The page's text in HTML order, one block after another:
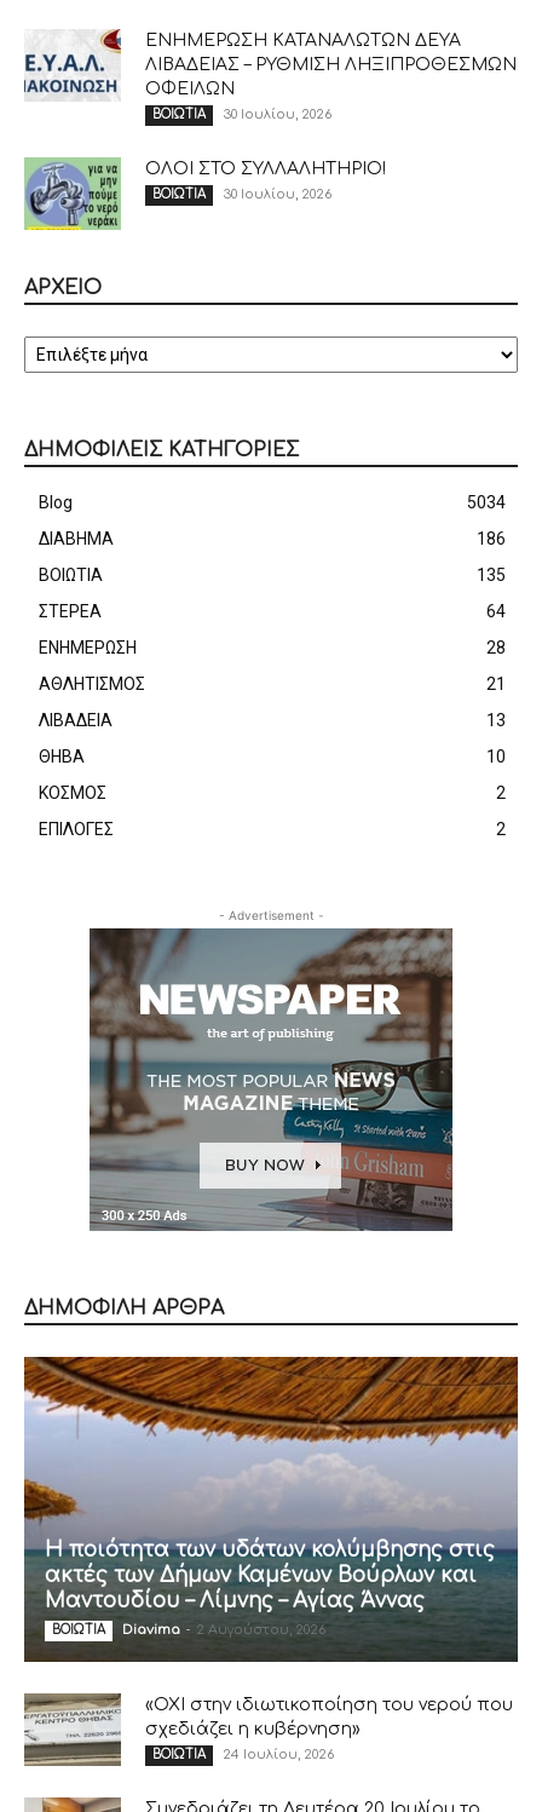
ΕΝΗΜΕΡΩΣΗ ΚΑΤΑΝΑΛΩΤΩΝ ΔΕΥΑ
ΛΙΒΑΔΕΙΑΣ – ΡΥΘΜΙΣΗ ΛΗΞΙΠΡΟΘΕΣΜΩΝ
ΟΦΕΙΛΩΝ
ΒΟΙΩΤΙΑ 30 Ιουλίου, 2026
ΟΛΟΙ ΣΤΟ ΣΥΛΛΑΛΗΤΗΡΙΟ!
ΒΟΙΩΤΙΑ 30 Ιουλίου, 2026
ΑΡΧΕΙΟ
ΔΗΜΟΦΙΛΕΙΣ ΚΑΤΗΓΟΡΙΕΣ
Blog
5034
ΔΙΑΒΗΜΑ
186
ΒΟΙΩΤΙΑ
135
ΣΤΕΡΕΑ
64
ΕΝΗΜΕΡΩΣΗ
28
ΑΘΛΗΤΙΣΜΟΣ
21
ΛΙΒΑΔΕΙΑ
13
ΘΗΒΑ
10
ΚΟΣΜΟΣ
2
ΕΠΙΛΟΓΕΣ
2
- Advertisement -
ΔΗΜΟΦΙΛΗ ΑΡΘΡΑ
Η ποιότητα των υδάτων κολύμβησης στις
ακτές των Δήμων Καμένων Βούρλων και
Μαντουδίου – Λίμνης – Αγίας Άννας
ΒΟΙΩΤΙΑ Diavima - 2 Αυγούστου, 2026
«ΟΧΙ στην ιδιωτικοποίηση του νερού που
σχεδιάζει η κυβέρνηση»
ΒΟΙΩΤΙΑ 24 Ιουλίου, 2026